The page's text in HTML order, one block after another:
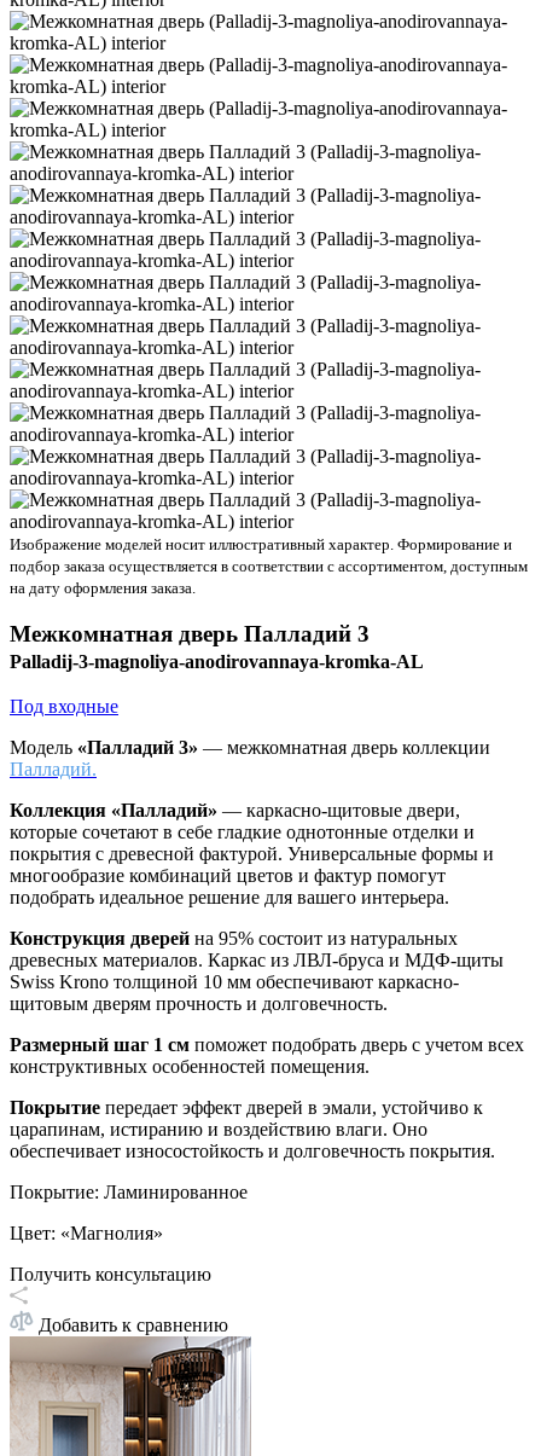
Изображение моделей носит иллюстративный характер. Формирование и
подбор заказа осуществляется в соответствии с ассортиментом, доступным
на дату оформления заказа.
Межкомнатная дверь Палладий 3
Palladij-3-magnoliya-anodirovannaya-kromka-AL
Под входные
Модель «Палладий 3» — межкомнатная дверь коллекции
Палладий.
Коллекция «Палладий» — каркасно-щитовые двери,
которые сочетают в себе гладкие однотонные отделки и
покрытия с древесной фактурой. Универсальные формы и
многообразие комбинаций цветов и фактур помогут
подобрать идеальное решение для вашего интерьера.
Конструкция дверей на 95% состоит из натуральных
древесных материалов. Каркас из ЛВЛ-бруса и МДФ-щиты
Swiss Krono толщиной 10 мм обеспечивают каркасно-
щитовым дверям прочность и долговечность.
Размерный шаг 1 см поможет подобрать дверь с учетом всех
конструктивных особенностей помещения.
Покрытие передает эффект дверей в эмали, устойчиво к
царапинам, истиранию и воздействию влаги. Оно
обеспечивает износостойкость и долговечность покрытия.
Покрытие: Ламинированное
Цвет: «Магнолия»
Получить консультацию
Добавить к сравнению